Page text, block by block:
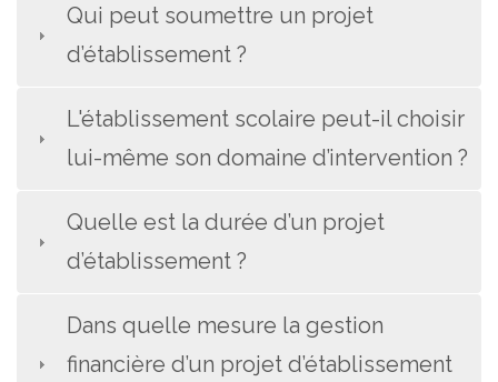
Qui peut soumettre un projet
d’établissement ?
L'établissement scolaire peut-il choisir
lui-même son domaine d’intervention ?
Quelle est la durée d’un projet
d’établissement ?
Dans quelle mesure la gestion
financière d’un projet d’établissement